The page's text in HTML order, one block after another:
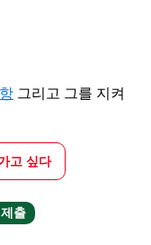
그리고 그를 지켜
고 싶다
출